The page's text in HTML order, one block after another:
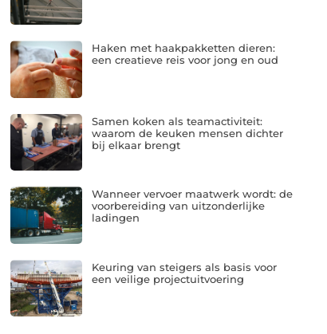
Haken met haakpakketten dieren:
een creatieve reis voor jong en oud
Samen koken als teamactiviteit:
waarom de keuken mensen dichter
bij elkaar brengt
Wanneer vervoer maatwerk wordt: de
voorbereiding van uitzonderlijke
ladingen
Keuring van steigers als basis voor
een veilige projectuitvoering